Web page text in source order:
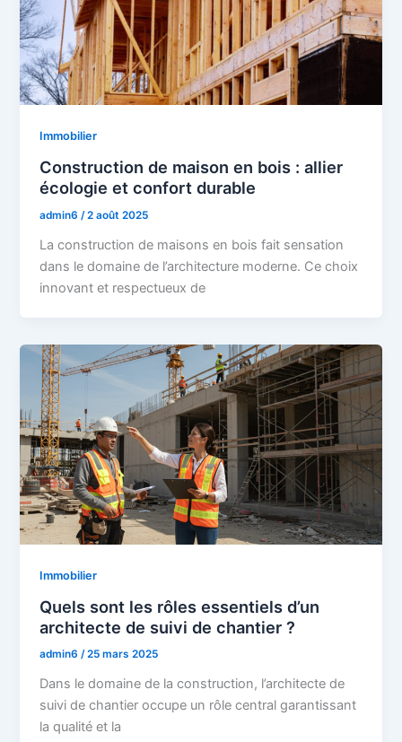
Immobilier
Construction de maison en bois : allier
écologie et confort durable
admin6 /2 août 2025
La construction de maisons en bois fait sensation
dans le domaine de l’architecture moderne. Ce choix
innovant et respectueux de
Immobilier
Quels sont les rôles essentiels d’un
architecte de suivi de chantier ?
admin6/25 mars 2025
Dans le domaine de la construction, l’architecte de
suivi de chantier occupe un rôle central garantissant
la qualité et la